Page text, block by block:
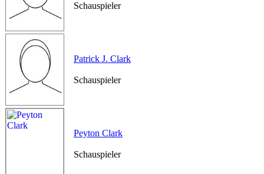
Schauspieler
Patrick J. Clark
Schauspieler
Peyton Clark
Schauspieler